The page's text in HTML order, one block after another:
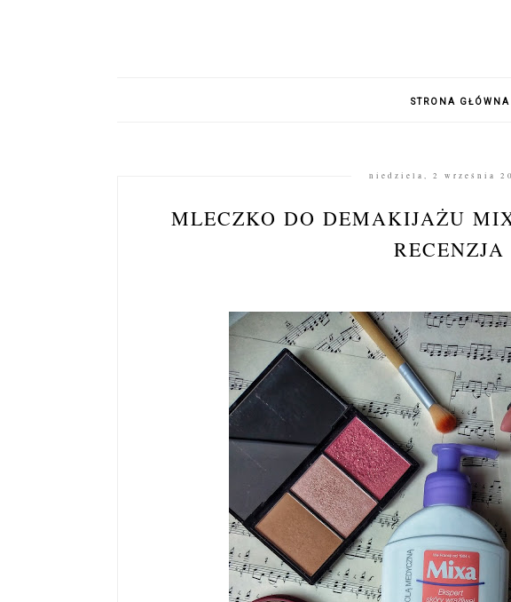
STRONA GŁÓWNA
niedziela, 2 września
MLECZKO DO DEMAKIJAŻU
RECENZJA